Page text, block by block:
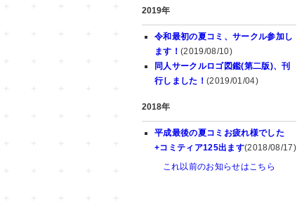
2019年
令和最初の夏コミ、サークル参加し
ます！ (2019/08/10)
同人サークルロゴ図鑑(第二版)、刊
行しました！ (2019/01/04)
2018年
平成最後の夏コミお疲れ様でした
+コミティア125出ます(2018/08/17)
これ以前のお知らせはこちら